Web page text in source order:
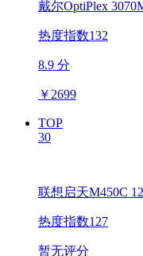
戴尔OptiPlex
热度指数132
8.9 分
￥ 2699
TOP
30
联想启天M450C
热度指数127
暂无评分